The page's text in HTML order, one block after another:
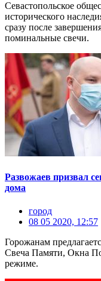
Севастопольское
исторического
сразу после
поминальные свечи.
Развожаев призвал
дома
город
08 05 2020, 12:57
Горожанам
Свеча Памяти, Окна
режиме.